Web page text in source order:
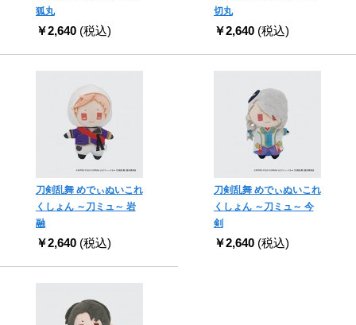
狐丸
￥2,640 (税込)
切丸
￥2,640 (税込)
刀剣乱舞 めでぃぬいこれ
くしょん ～刀ミュ～ 岩
融
￥2,640 (税込)
刀剣乱舞 めでぃぬいこれ
くしょん ～刀ミュ～ 今
剣
￥2,640 (税込)